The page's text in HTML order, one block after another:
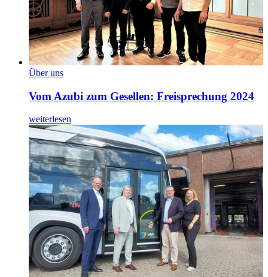
Über uns
Vom Azubi zum Gesellen: Freisprechung 2024
weiterlesen